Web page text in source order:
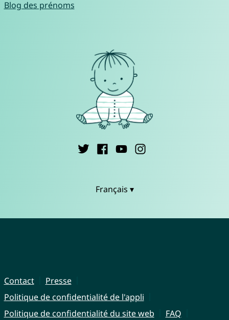
Blog des prénoms
Français ▾
Contact
Presse
Politique de confidentialité de l'appli
Politique de confidentialité du site web
FAQ